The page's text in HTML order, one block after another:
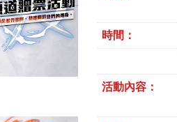
時間：
活動內容：